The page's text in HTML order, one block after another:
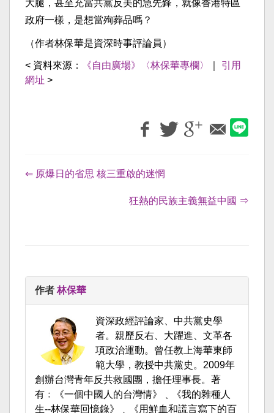
大腿，甚至充當共黨反美的急先鋒，就像香港特區
政府一樣，是想當殉葬品嗎？
（作者林保華是資深時事評論員）
< 資料來源： 《自由廣場》〈林保華專欄〉
引用
網址 >
⇐ 原爆日的省思 核三重啟的迷惘
狂熱的民族主義無益中國 ⇒
作者 林保華
資深政經評論家、中共黨史學
者。親歷反右、大躍進、文革各
項政治運動。曾任教上海華東師
範大學，教授中共黨史。2009年
創辦台灣青年反共救國團，擔任理事長。著
有﹕《一個中國人的台灣情》﹑《我的雜種人
生--林保華回憶錄》﹑《用鮮血和謊言寫下的百